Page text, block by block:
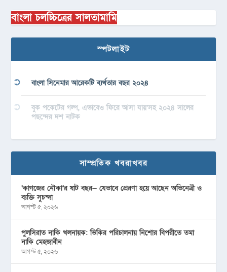
বাংলা চলচ্চিত্রের সালতামামি
স্পটলাইট
বাংলা সিনেমার আরেকটি ব্যর্থতার বছর ২০২৪
বুক পকেটের গল্প, এভাবেও ফিরে আসা যায়’সহ ২০২৪ সালের
পছন্দের দশ নাটক
সাম্প্রতিক খবরাখবর
‘কাগজের নৌকা’র ষাট বছর— যেভাবে প্রেরণা হয়ে আছেন অভিনেত্রী ও
ব্যক্তি সুচন্দা
আগস্ট ৫, ২০২৬
পুলসিরাত নাকি খলনায়ক: ভিকির পরিচালনায় নিশোর বিপরীতে তমা
নাকি মেহজাবীন
আগস্ট ৫, ২০২৬